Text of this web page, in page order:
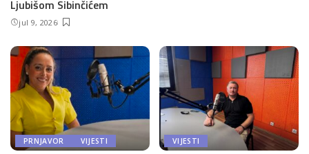
Ljubišom Sibinčićem
jul 9, 2026
PRNJAVOR VIJESTI VIJESTI